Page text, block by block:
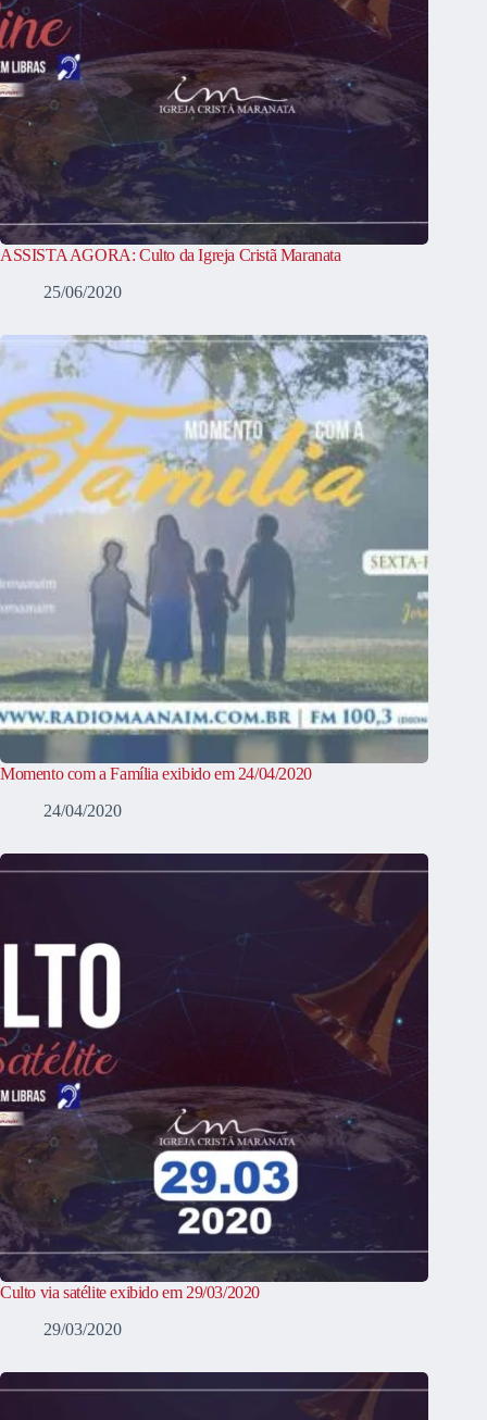
ASSISTA AGORA: Culto da Igreja Cristã Maranata
25/06/2020
Momento com a Família exibido em 24/04/2020
24/04/2020
Culto via satélite exibido em 29/03/2020
29/03/2020